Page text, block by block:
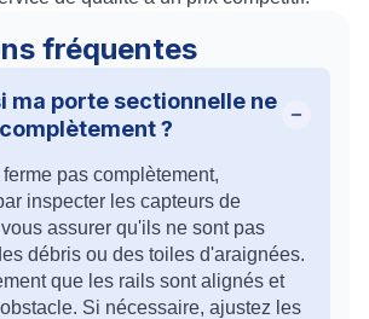
fréquentes
ma porte sectionnelle ne
?
pas complètement,
inspecter les capteurs de
assurer qu'ils ne sont pas
débris ou des toiles d'araignées.
que les rails sont alignés et
Si nécessaire, ajustez les